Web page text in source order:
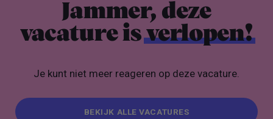
Jammer, deze
vacature isverlopen!
Je kunt niet meer reageren op deze vacature.
BEKIJK ALLE VACATURES